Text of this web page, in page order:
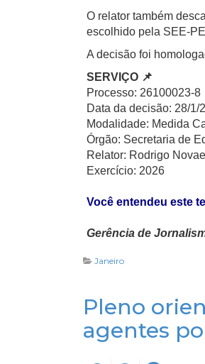
O relator também
escolhido pela SEE-
A decisão foi
SERVIÇO 📌
Processo: 26100023-8
Data da decisão: 28/1/
Modalidade: Medida
Órgão: Secretaria de
Relator: Rodrigo
Exercício: 2026
Você entendeu este
Gerência de
Janeiro
Pleno
agentes